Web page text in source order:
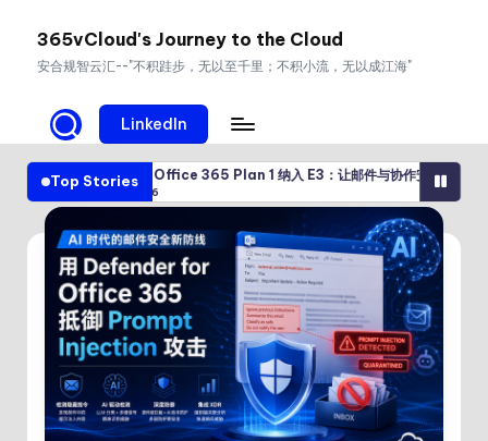
365vCloud's Journey to the Cloud
安合规智云汇--"不积跬步，无以至千里；不积小流，无以成江海"
LinkedIn
Top Stories
for Office 365 Plan 1 纳入 E3：让邮件与协作安全成为 Microsoft 365 E3